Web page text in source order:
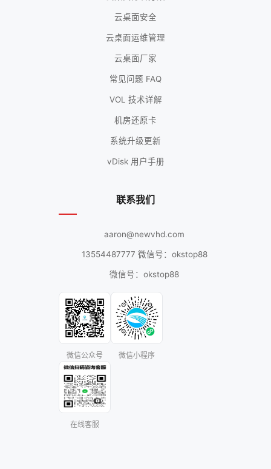
云桌面安全
云桌面运维管理
云桌面厂家
常见问题 FAQ
VOL 技术详解
机房还原卡
系统升级更新
vDisk 用户手册
联系我们
aaron@newvhd.com
13554487777 微信号：okstop88
微信号：okstop88
微信公众号 微信小程序
在线客服